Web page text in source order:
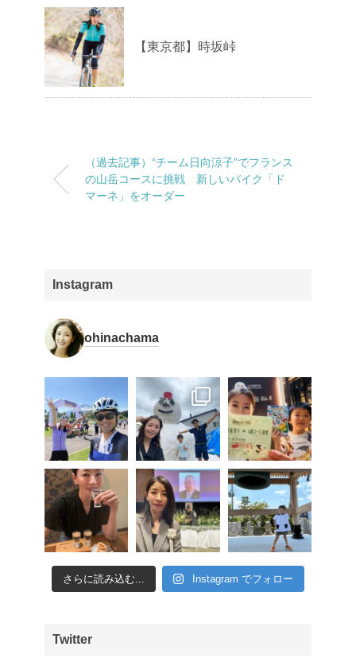
【東京都】時坂峠
（過去記事）“チーム日向涼子”でフランス
の山岳コースに挑戦 新しいバイク「ド
マーネ」をオーダー
Instagram
ohinachama
さらに読み込む... Instagram でフォロー
Twitter